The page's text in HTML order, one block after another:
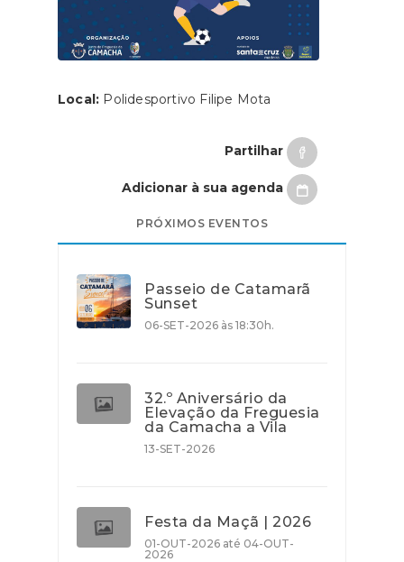
Local: Polidesportivo Filipe Mota
Partilhar
Adicionar à sua agenda
PRÓXIMOS EVENTOS
Passeio de Catamarã
Sunset
06-SET-2026 às 18:30h.
32.º Aniversário da
Elevação da Freguesia
da Camacha a Vila
13-SET-2026
Festa da Maçã | 2026
01-OUT-2026 até 04-OUT-
2026